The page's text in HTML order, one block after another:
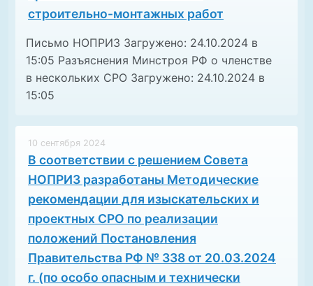
строительно-монтажных работ
Письмо НОПРИЗ Загружено: 24.10.2024 в
15:05 Разъяснения Минстроя РФ о членстве
в нескольких СРО Загружено: 24.10.2024 в
15:05
10 сентября 2024
В соответствии с решением Совета
НОПРИЗ разработаны Методические
рекомендации для изыскательских и
проектных СРО по реализации
положений Постановления
Правительства РФ № 338 от 20.03.2024
г. (по особо опасным и технически